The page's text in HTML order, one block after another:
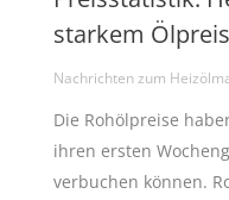
starkem
Nachrichten zum
Die Rohölpreise
ihren ersten
verbuchen können.